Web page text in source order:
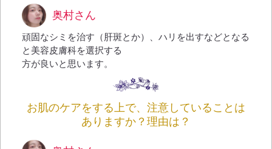
奥村さん
頑固なシミを治す（肝斑とか）、ハリを出すなどとなる
と美容皮膚科を選択する
方が良いと思います。
お肌のケアをする上で、注意していることは
ありますか？理由は？